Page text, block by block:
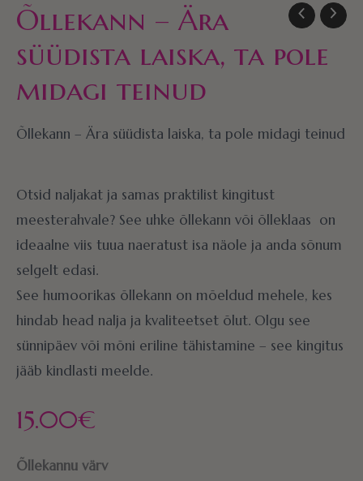
Õllekann – Ära
süüdista laiska, ta pole
midagi teinud
Õllekann – Ära süüdista laiska, ta pole midagi teinud
Otsid naljakat ja samas praktilist kingitust
meesterahvale? See uhke õllekann või õlleklaas on
ideaalne viis tuua naeratust isa näole ja anda sõnum
selgelt edasi.
See humoorikas õllekann on mõeldud mehele, kes
hindab head nalja ja kvaliteetset õlut. Olgu see
sünnipäev või mõni eriline tähistamine – see kingitus
jääb kindlasti meelde.
15.00€
Õllekannu värv